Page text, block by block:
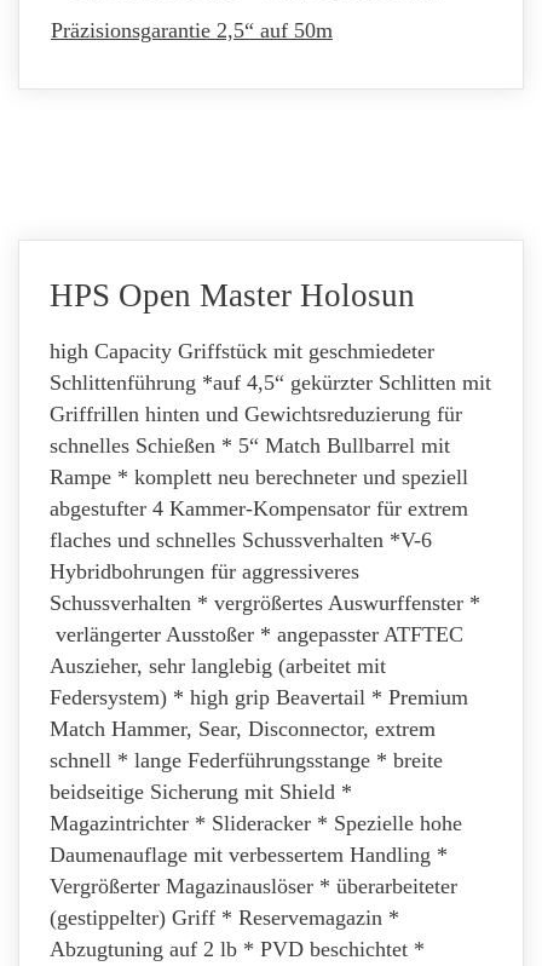
Präzisionsgarantie 2,5“ auf 50m
HPS Open Master Holosun
high Capacity Griffstück mit geschmiedeter
Schlittenführung *auf 4,5“ gekürzter Schlitten mit
Griffrillen hinten und Gewichtsreduzierung für
schnelles Schießen * 5“ Match Bullbarrel mit
Rampe * komplett neu berechneter und speziell
abgestufter 4 Kammer-Kompensator für extrem
flaches und schnelles Schussverhalten *V-6
Hybridbohrungen für aggressiveres
Schussverhalten * vergrößertes Auswurffenster *
verlängerter Ausstoßer * angepasster ATFTEC
Auszieher, sehr langlebig (arbeitet mit
Federsystem) * high grip Beavertail * Premium
Match Hammer, Sear, Disconnector, extrem
schnell * lange Federführungsstange * breite
beidseitige Sicherung mit Shield *
Magazintrichter * Slideracker * Spezielle hohe
Daumenauflage mit verbessertem Handling *
Vergrößerter Magazinauslöser * überarbeiteter
(gestippelter) Griff * Reservemagazin *
Abzugtuning auf 2 lb * PVD beschichtet *